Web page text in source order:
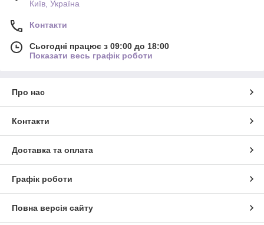
Київ, Україна
Контакти
Сьогодні працює з 09:00 до 18:00
Показати весь графік роботи
Про нас
Контакти
Доставка та оплата
Графік роботи
Повна версія сайту